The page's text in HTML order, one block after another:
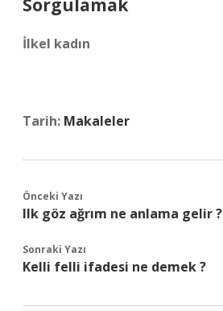
Sorgulamak
İlkel kadın
Tarih: Makaleler
Önceki Yazı
Ilk göz ağrım ne anlama gelir ?
Sonraki Yazı
Kelli felli ifadesi ne demek ?